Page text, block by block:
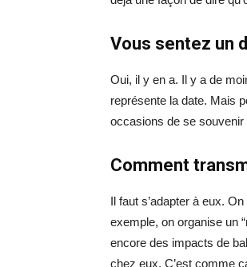
Vous sentez un
Oui, il y en a. Il y a de
représente la date. Mais
occasions de se souvenir
Comment
Il faut s’adapter à eux.
exemple, on organise un
encore des impacts de
chez eux. C’est comme